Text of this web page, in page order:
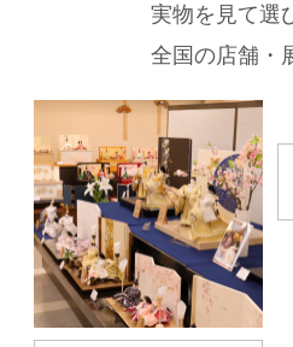
実物を見て選
全国の店舗・